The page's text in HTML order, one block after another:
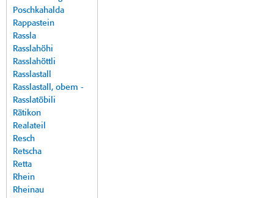
Poschkahalda
Rappastein
Rassla
Rasslahöhi
Rasslahöttli
Rasslastall
Rasslastall, obem -
Rasslatöbili
Rätikon
Realateil
Resch
Retscha
Retta
Rhein
Rheinau